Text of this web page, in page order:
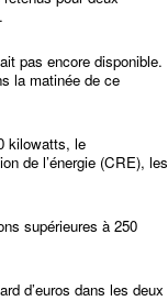
pas encore disponible.
la matinée de ce
kilowatts, le
de l’énergie (CRE), les
supérieures à 250
d’euros dans les deux